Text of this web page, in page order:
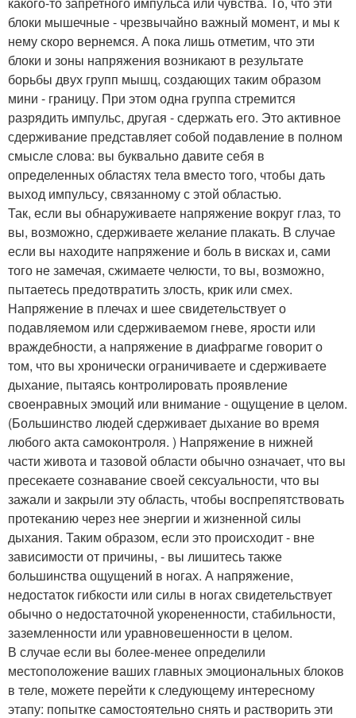
блоки мышечные - чрезвычайно важный момент, и мы к
нему скоро вернемся. А пока лишь отметим, что эти
блоки и зоны напряжения возникают в результате
борьбы двух групп мышц, создающих таким образом
мини - границу. При этом одна группа стремится
разрядить импульс, другая - сдержать его. Это активное
сдерживание представляет собой подавление в полном
смысле слова: вы буквально давите себя в
определенных областях тела вместо того, чтобы дать
выход импульсу, связанному с этой областью.
Так, если вы обнаруживаете напряжение вокруг глаз, то
вы, возможно, сдерживаете желание плакать. В случае
если вы находите напряжение и боль в висках и, сами
того не замечая, сжимаете челюсти, то вы, возможно,
пытаетесь предотвратить злость, крик или смех.
Напряжение в плечах и шее свидетельствует о
подавляемом или сдерживаемом гневе, ярости или
враждебности, а напряжение в диафрагме говорит о
том, что вы хронически ограничиваете и сдерживаете
дыхание, пытаясь контролировать проявление
своенравных эмоций или внимание - ощущение в целом.
(Большинство людей сдерживает дыхание во время
любого акта самоконтроля. ) Напряжение в нижней
части живота и тазовой области обычно означает, что вы
пресекаете сознавание своей сексуальности, что вы
зажали и закрыли эту область, чтобы воспрепятствовать
протеканию через нее энергии и жизненной силы
дыхания. Таким образом, если это происходит - вне
зависимости от причины, - вы лишитесь также
большинства ощущений в ногах. А напряжение,
недостаток гибкости или силы в ногах свидетельствует
обычно о недостаточной укорененности, стабильности,
заземленности или уравновешенности в целом.
В случае если вы более-менее определили
местоположение ваших главных эмоциональных блоков
в теле, можете перейти к следующему интересному
этапу: попытке самостоятельно снять и растворить эти